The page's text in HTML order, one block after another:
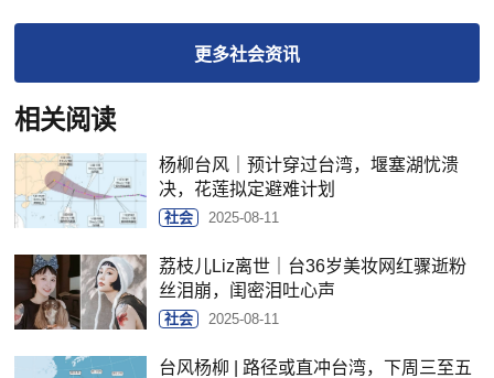
更多社会资讯
相关阅读
杨柳台风｜预计穿过台湾，堰塞湖忧溃
决，花莲拟定避难计划
社会 2025-08-11
荔枝儿Liz离世｜台36岁美妆网红骤逝粉
丝泪崩，闺密泪吐心声
社会 2025-08-11
台风杨柳 | 路径或直冲台湾，下周三至五